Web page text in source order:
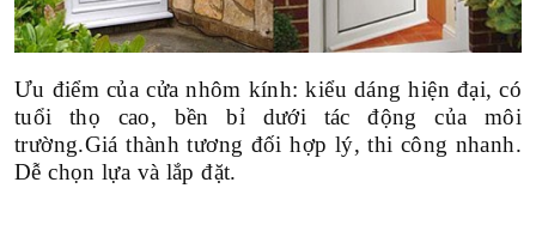
Ưu điểm của cửa nhôm kính: kiểu dáng hiện đại, có
tuổi thọ cao, bền bỉ dưới tác động của môi
trường.Giá thành tương đối hợp lý, thi công nhanh.
Dễ chọn lựa và lắp đặt.